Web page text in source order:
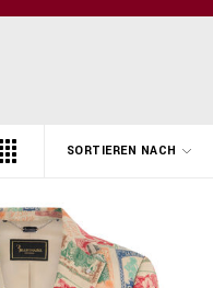
SORTIEREN NACH